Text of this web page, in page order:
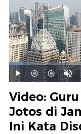
Mainkan
Dimuat:
6.90%
Video:
Jotos di
Ini Kata